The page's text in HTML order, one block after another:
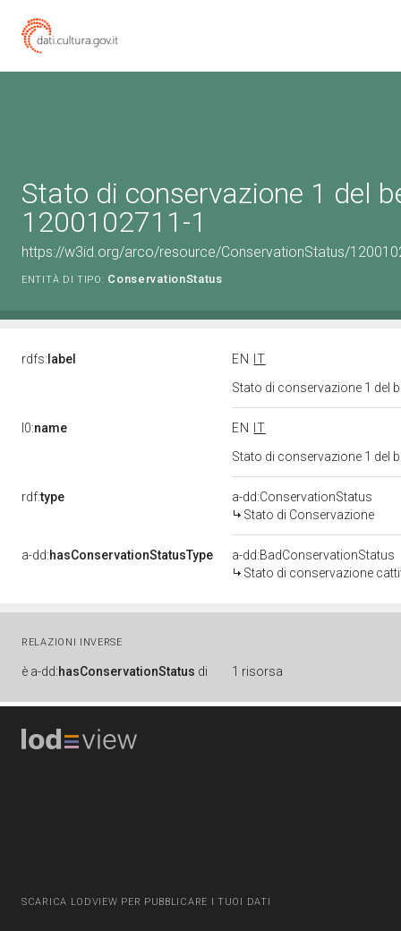
Stato di conservazione 1 del
1200102711-1
https://w3id.org/arco/resource/ConservationStatus/
ENTITÀ DI TIPO: ConservationStatus
rdfs: label EN
IT
Stato di conservazione 1 del
l0:name EN
IT
Stato di conservazione 1 del
rdf:type
a-dd:ConservationStatus
Stato di Conservazione
a-dd:hasConservationStatusType
a-dd:BadConservationStatus
Stato di conservazione
RELAZIONI INVERSE
è a-dd:hasConservationStatus di 1 risorsa
SCARICA LODVIEW PER PUBBLICARE I TUOI DATI